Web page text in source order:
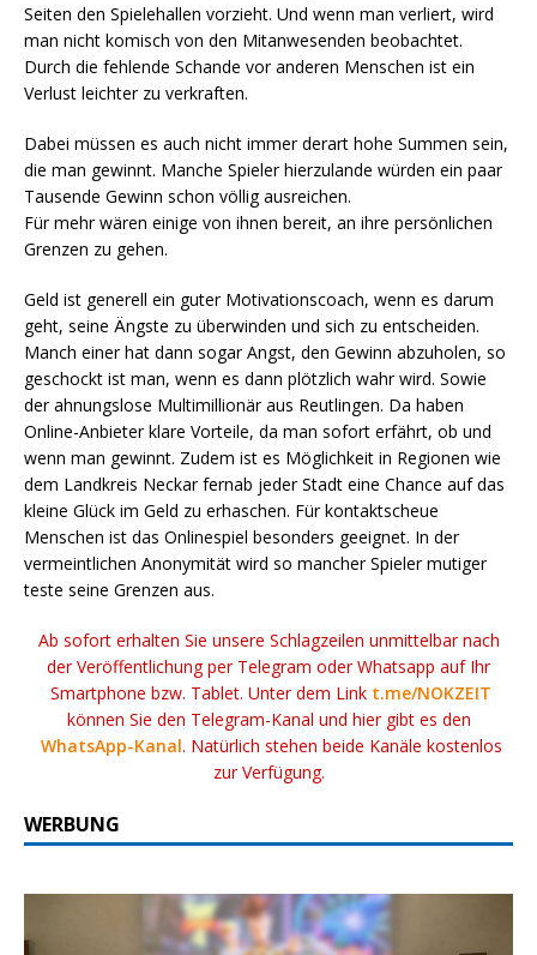
Seiten den Spielehallen vorzieht. Und wenn man verliert, wird
man nicht komisch von den Mitanwesenden beobachtet.
Durch die fehlende Schande vor anderen Menschen ist ein
Verlust leichter zu verkraften.
Dabei müssen es auch nicht immer derart hohe Summen sein,
die man gewinnt. Manche Spieler hierzulande würden ein paar
Tausende Gewinn schon völlig ausreichen.
Für mehr wären einige von ihnen bereit, an ihre persönlichen
Grenzen zu gehen.
Geld ist generell ein guter Motivationscoach, wenn es darum
geht, seine Ängste zu überwinden und sich zu entscheiden.
Manch einer hat dann sogar Angst, den Gewinn abzuholen, so
geschockt ist man, wenn es dann plötzlich wahr wird. Sowie
der ahnungslose Multimillionär aus Reutlingen. Da haben
Online-Anbieter klare Vorteile, da man sofort erfährt, ob und
wenn man gewinnt. Zudem ist es Möglichkeit in Regionen wie
dem Landkreis Neckar fernab jeder Stadt eine Chance auf das
kleine Glück im Geld zu erhaschen. Für kontaktscheue
Menschen ist das Onlinespiel besonders geeignet. In der
vermeintlichen Anonymität wird so mancher Spieler mutiger
teste seine Grenzen aus.
Ab sofort erhalten Sie unsere Schlagzeilen unmittelbar nach
der Veröffentlichung per Telegram oder Whatsapp auf Ihr
Smartphone bzw. Tablet. Unter dem Link t.me/NOKZEIT
können Sie den Telegram-Kanal und hier gibt es den
WhatsApp-Kanal. Natürlich stehen beide Kanäle kostenlos
zur Verfügung.
WERBUNG